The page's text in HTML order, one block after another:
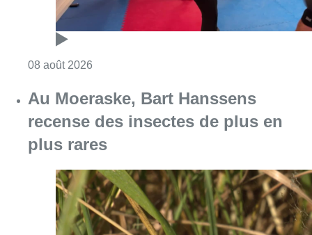
08 août 2026
Au Moeraske, Bart Hanssens
recense des insectes de plus en
plus rares